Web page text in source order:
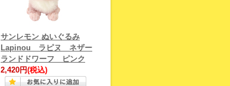
サンレモン ぬいぐるみ
Lapinou ラピヌ ネザー
ランドドワーフ ピンク
2,420円(税込)